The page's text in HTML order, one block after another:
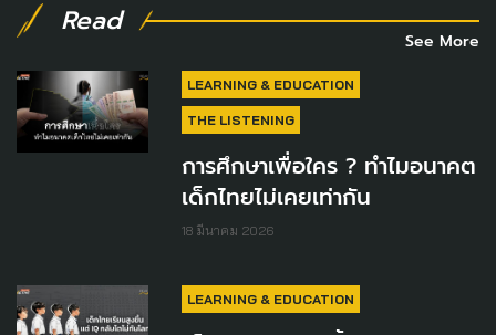
Read
See More
LEARNING & EDUCATION
THE LISTENING
การศึกษาเพื่อใคร ? ทำไมอนาคต
เด็กไทยไม่เคยเท่ากัน
18 มีนาคม 2026
LEARNING & EDUCATION